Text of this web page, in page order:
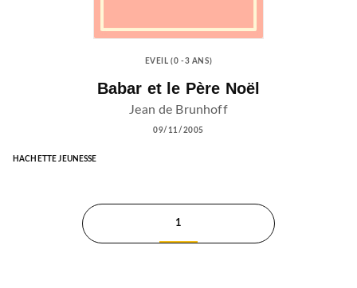
EVEIL (0 -3 ANS)
Babar et le Père Noël
Jean de Brunhoff
09/11/2005
HACHETTE JEUNESSE
1